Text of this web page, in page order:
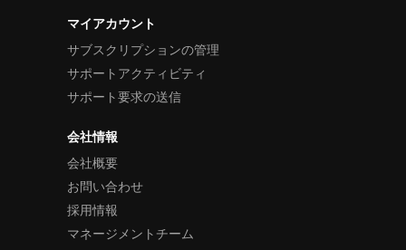
サポートポリシー
サブスクリプション更新
販売パートナー
法的情報
FAQ
お問い合わせ
マイアカウント
サブスクリプションの管理
サポートアクティビティ
サポート要求の送信
会社情報
会社概要
お問い合わせ
採用情報
マネージメントチーム